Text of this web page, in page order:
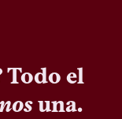
Todo el
una.